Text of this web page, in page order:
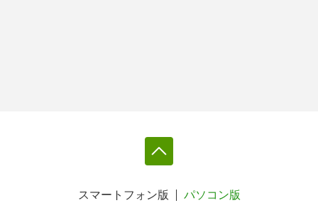
スマートフォン版 パソコン版